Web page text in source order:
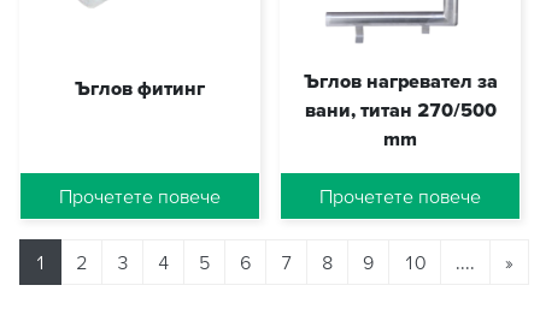
Ъглов фитинг
SVER WEПрочетете повече
Ъглов нагревател за
вани, титан 270/500
mm
1964001001
Прочетете повече
1 2 3 4 5 6 7 8 9 10 .... »